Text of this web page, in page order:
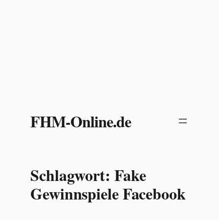
springenFHM-Online.de
Schlagwort: Fake
Gewinnspiele Facebook